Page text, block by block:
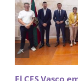
El CES Vasco